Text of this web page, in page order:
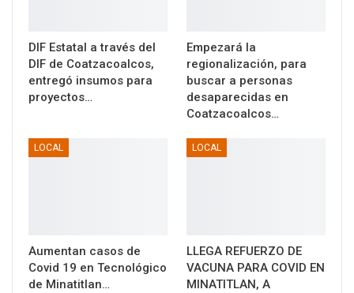
DIF Estatal a través del
DIF de Coatzacoalcos,
entregó insumos para
proyectos…
Empezará la
regionalización, para
buscar a personas
desaparecidas en
Coatzacoalcos…
LOCAL
Aumentan casos de
Covid 19 en Tecnológico
de Minatitlan…
LOCAL
LLEGA REFUERZO DE
VACUNA PARA COVID EN
MINATITLAN, A